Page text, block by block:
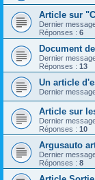
Article sur
Dernier
Réponses : 6
Document
Dernier
Réponses : 13
Un article
Dernier
Article sur
Dernier
Réponses : 10
Argusauto
Dernier
Réponses : 8